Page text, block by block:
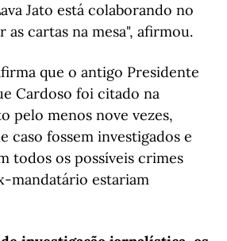
Jato está colaborando no
cartas na mesa", afirmou.
que o antigo Presidente
Cardoso foi citado na
pelo menos nove vezes,
caso fossem investigados e
todos os possíveis crimes
mandatário estariam